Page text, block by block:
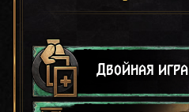
Двойная игра